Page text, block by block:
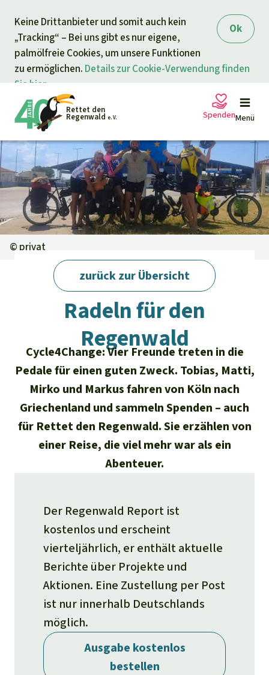
Ok
Keine Drittanbieter und somit auch kein
„Tracking“ – Bei uns gibt es nur eigene,
palmölfreie Cookies, um unsere Funktionen
zu ermöglichen. Details zur Cookie-Verwendung finden
Sie hier.
springen
Rettet den
Regenwald e. V. Menü
Petitionen
Projekte
Aktuelles
Erfolge
Kids
Newsletter­anmeldung
Unsere Themen
Klima
Biodiversität
Schutzgebiete
Palmöl
Tropenholz
Aluminium
Gold
Landraub
Regenwald Report
Aktuelle Ausgabe
01/2026
04/2025
03/2025
01/2025
Ältere Ausgaben
Erfolge
Shop
Überuns
Über uns
Der Verein
40 Jahre Vereins­geschichte
Jahresberichte
Kontakt
Transparenz
Medien
Presse
Presse-Echo
Widget einbinden
Banner einbinden
Freianzeigen
Suche
Deutsch
Français
Italiano
Português
Indonesia
Spenden
Ihre Spende hilft
Allgemeine Spende
Dringender Spendenaufruf
Regenwald-Urkunden
Fragen & Antworten
Testament
SpendenkontoRettet den
Regenwald e. V.
DE114306096720250541 00
GENODEM1GLS
GLS Bank
IBAN kopieren
Spenden für ein Thema
Tierschutz
Waldschutz
Schutz von Indigenen
Spenden für eine Region
Südostasien
Afrika
Lateinamerika
© privat
zurück zur Übersicht
Regenwald Report 02/2023 · Aktiv sein
Radeln für den
Regenwald
Cycle4Change: Vier Freunde treten in die
Pedale für einen guten Zweck. Tobias, Matti,
Mirko und Markus fahren von Köln nach
Griechenland und sammeln Spenden – auch
für Rettet den Regenwald. Sie erzählen von
einer Reise, die viel mehr war als ein
Abenteuer.
Der Regenwald Report ist
kostenlos und erscheint
vierteljährlich, er enthält aktuelle
Berichte über Projekte und
Aktionen. Eine Zustellung per Post
ist nur innerhalb Deutschlands
möglich.
Ausgabe kostenlos
bestellen